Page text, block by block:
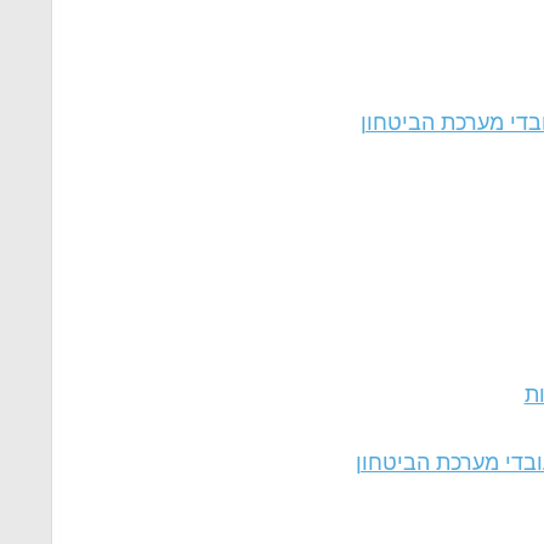
מערכת הביטחון
מערכת הביטחון